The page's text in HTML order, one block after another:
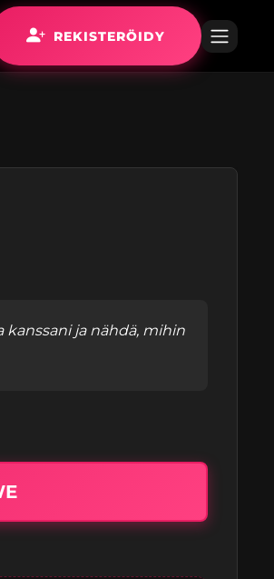
REKISTERÖIDY
kanssani ja nähdä, mihin